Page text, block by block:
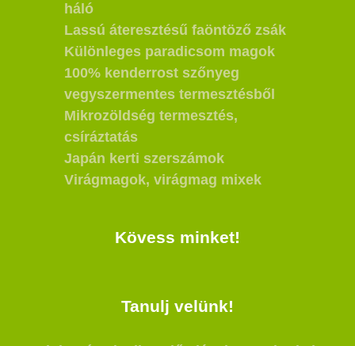
háló
Lassú áteresztésű faöntöző zsák
Különleges paradicsom magok
100% kenderrost szőnyeg
vegyszermentes termesztésből
Mikrozöldség termesztés,
csíráztatás
Japán kerti szerszámok
Virágmagok, virágmag mixek
Kövess minket!
Tanulj velünk!